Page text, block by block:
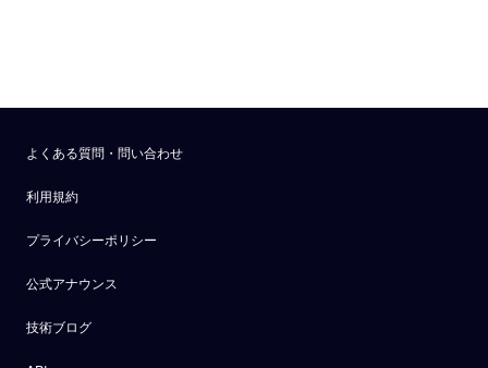
よくある質問・問い合わせ
利用規約
プライバシーポリシー
公式アナウンス
技術ブログ